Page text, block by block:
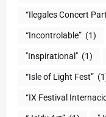
“Ilegales Concert
“Incontrolable” (1)
"Inspirational" (1)
“Isle of Light Fest”
“IX Festival